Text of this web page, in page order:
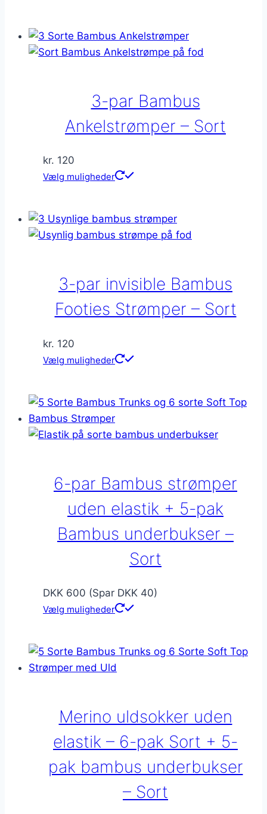
flere
varianter.
vælges
på
varesiden
3-par Bambus
Ankelstrømper – Sort
kr. 120
Vælg muligheder
Dette
flere
varianter.
vælges
på
varesiden
3-par invisible Bambus
Footies Strømper – Sort
kr. 120
Vælg muligheder
Dette
flere
Mulighederne
på
varesiden
6-par Bambus strømper
uden elastik + 5-pak
Bambus underbukser –
Sort
DKK 600 (Spar DKK 40)
Vælg muligheder
Merino uldsokker uden
elastik – 6-pak Sort + 5-
pak bambus underbukser
– Sort